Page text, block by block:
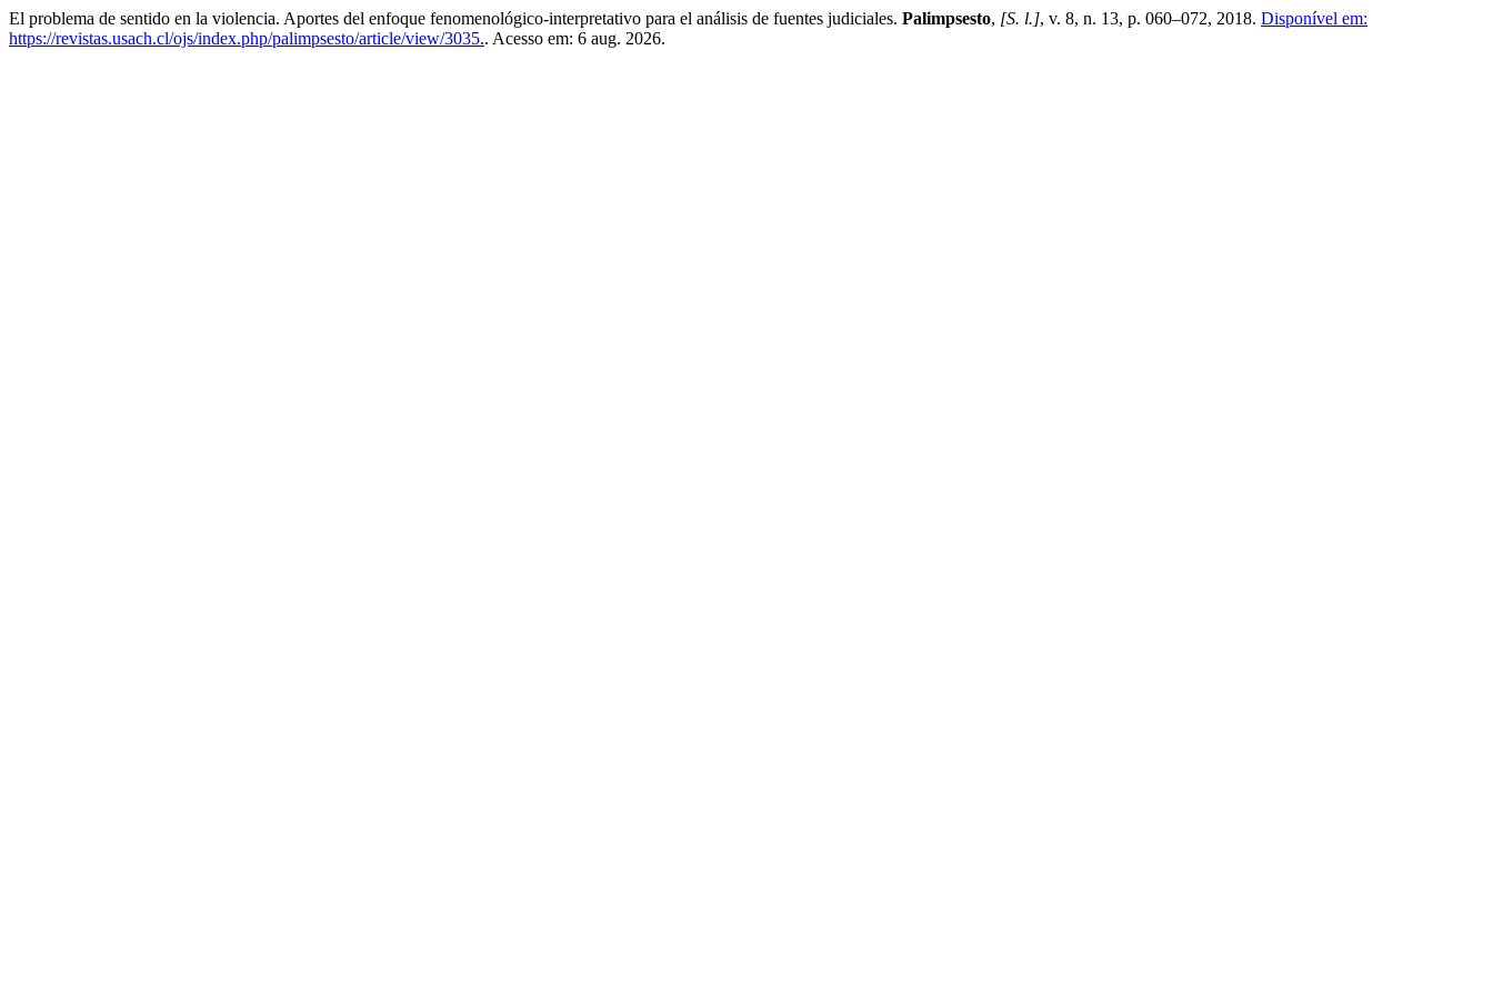
El problema de sentido en la violencia. Aportes del enfoque fenomenológico-interpretativo para el análisis de fuentes judiciales. Palimpsesto, [S. l.], v. 8, n. 13, p. 060–072, 2018. Disponível em:
https://revistas.usach.cl/ojs/index.php/palimpsesto/article/view/3035.. Acesso em: 6 aug. 2026.